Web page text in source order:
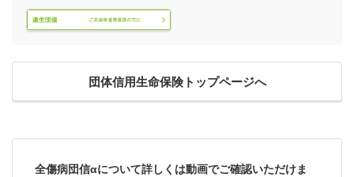
団体信用生命保険トップページへ
全傷病団信αについて詳しくは動画でご確認いただけま